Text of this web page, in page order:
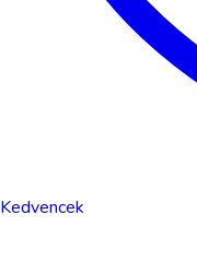
Kedvencek